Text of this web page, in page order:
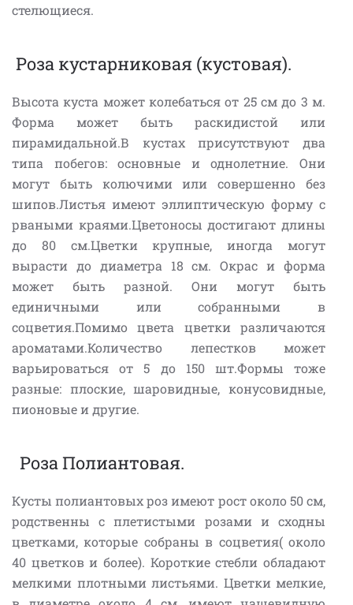
стелющиеся.
Роза кустарниковая (кустовая).
Высота куста может колебаться от 25 см до 3 м.
Форма может быть раскидистой или
пирамидальной.В кустах присутствуют два
типа побегов: основные и однолетние. Они
могут быть колючими или совершенно без
шипов.Листья имеют эллиптическую форму с
рваными краями.Цветоносы достигают длины
до 80 см.Цветки крупные, иногда могут
вырасти до диаметра 18 см. Окрас и форма
может быть разной. Они могут быть
единичными или собранными в
соцветия.Помимо цвета цветки различаются
ароматами.Количество лепестков может
варьироваться от 5 до 150 шт.Формы тоже
разные: плоские, шаровидные, конусовидные,
пионовые и другие.
Роза Полиантовая.
Кусты полиантовых роз имеют рост около 50 см,
родственны с плетистыми розами и сходны
цветками, которые собраны в соцветия( около
40 цветков и более). Короткие стебли обладают
мелкими плотными листьями. Цветки мелкие,